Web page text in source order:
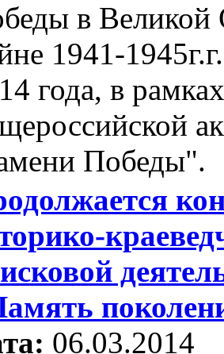
в Великой
1941-
года, в
Победы".
06.03.2014